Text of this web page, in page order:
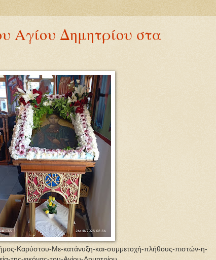
Αγίου Δημητρίου στα
Καρύστου-Με-κατάνυξη-και-συμμετοχή-πλήθους-πιστών-η-